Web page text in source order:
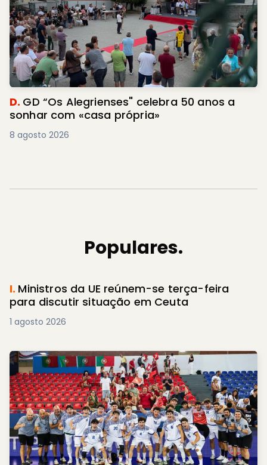
D. GD “Os Alegrienses" celebra 50 anos a
sonhar com «casa própria»
8 agosto 2026
Populares.
I. Ministros da UE reúnem-se terça-feira
para discutir situação em Ceuta
1 agosto 2026